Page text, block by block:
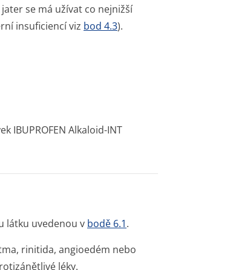
se má užívat co nejnižší
insuficiencí viz bod 4.3).
IBUPROFEN Alkaloid-INT
látku uvedenou v bodě 6.1.
rinitida, angioedém nebo
lé­ky.